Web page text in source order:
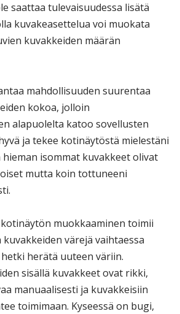
saattaa tulevaisuudessa lisätä
kuvakeasettelua voi muokata
kuvakkeiden määrän
mahdollisuuden suurentaa
kokoa, jolloin
alapuolelta katoo sovellusten
ja tekee kotinäytöstä mielestäni
isommat kuvakkeet olivat
mutta koin tottuneeni
kotinäytön muokkaaminen toimii
värejä vaihtaessa
herätä uuteen väriin.
sisällä kuvakkeet ovat rikki,
manuaalisesti ja kuvakkeisiin
toimimaan. Kyseessä on bugi,